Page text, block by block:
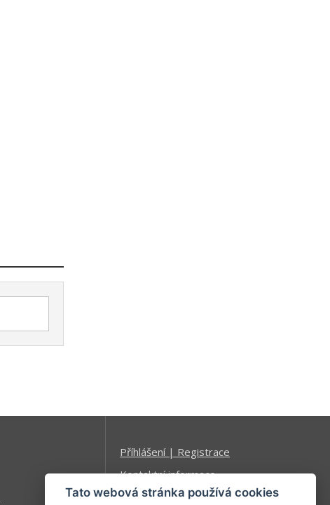
Příhlášení | Registrace
Kontaktní informace
Mapa stránek
Tato webová stránka používá cookies